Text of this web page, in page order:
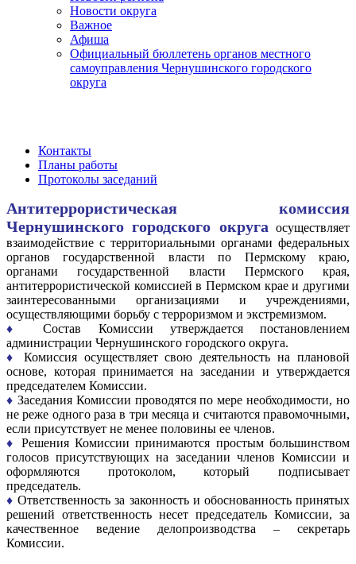
Новости округа
Важное
Афиша
Официальный бюллетень органов местного
самоуправления Чернушинского городского
округа
Контакты
Планы работы
Протоколы заседаний
Антитеррористическая комиссия
Чернушинского городского округа осуществляет
взаимодействие с территориальными органами федеральных
органов государственной власти по Пермскому краю,
органами государственной власти Пермского края,
антитеррористической комиссией в Пермском крае и другими
заинтересованными организациями и учреждениями,
осуществляющими борьбу с терроризмом и экстремизмом.
♦Состав Комиссии утверждается постановлением
администрации Чернушинского городского округа.
♦ Комиссия осуществляет свою деятельность на плановой
основе, которая принимается на заседании и утверждается
председателем Комиссии.
♦ Заседания Комиссии проводятся по мере необходимости, но
не реже одного раза в три месяца и считаются правомочными,
если присутствует не менее половины ее членов.
♦ Решения Комиссии принимаются простым большинством
голосов присутствующих на заседании членов Комиссии и
оформляются протоколом, который подписывает
председатель.
♦Ответственность за законность и обоснованность принятых
решений ответственность несет председатель Комиссии, за
качественное ведение делопроизводства – секретарь
Комиссии.